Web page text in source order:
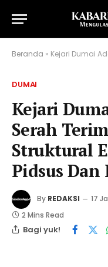
Beranda » Kejari Dumai Adakan Acara
DUMAI
Kejari
Serah
Struktural
Pidsus Dan
By REDAKSI 17
2 Mins Read
Bagi yuk!